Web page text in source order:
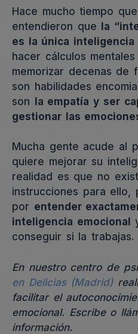
Hace mucho tiempo
entendieron que la
es la única
hacer cálculos
memorizar decenas de
son habilidades
son la empatía y ser
gestionar las
Mucha gente acude al
quiere mejorar su
realidad es que no
instrucciones para ello,
por entender
inteligencia emocional
conseguir si la trabajas.
En nuestro centro de
en Delicias (Madrid)
facilitar el
emocional. Escribe o
información.